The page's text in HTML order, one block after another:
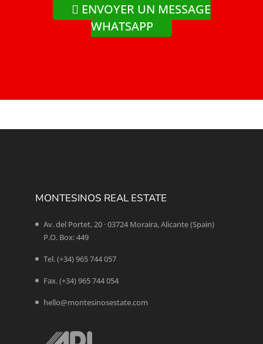
ENVOYER UN MESSAGE
WHATSAPP
MONTESINOS REAL ESTATE
Av. del Portet, 20 · 03724 Moraira, Alicante (Spain)
P.O. Box: 449
Tel.(+34) 965 744 057
Fax. (+34) 965 744 054
hello@montesinosestate.com